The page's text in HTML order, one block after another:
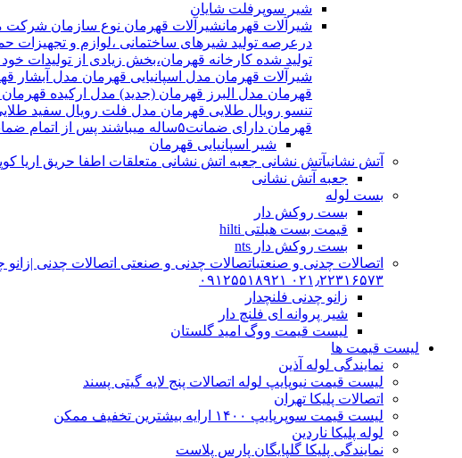
شیر سوپرفلت شایان
شیرآلات قهرمان
درعرصه تولید شیرهای ساختمانی ،لوازم و تجهیزات
شیرآلات قهرمان مدل اسپانیایی قهرمان مدل
قهرمان مدل البرز قهرمان (جدید) مدل ارکیده
تنسو رویال طلایی قهرمان مدل فلت رویال سفید
قهرمان دارای ضمانت۵ساله میباشند پس از اتمام ضمانت نامه شیرالات شامل ۱۵سال خدمات پس از فروش میشوند
شیر اسپانیایی قهرمان
آتش نشانیآتش نشانی جعبه اتش نشانی متعلقات اطفا حریق اریا کوپلینگ | سیم ایتالیا
جعبه آتش نشانی
بست لوله
بست روکش دار
قیمت بست هیلتی hilti
بست روکش دار nts
اتصالات چدنی و صنعتیاتصالات چدنی و صنعتی اتصالات چدنی
۰۲۱٫۲۲۳۱۶۵۷۳ ۰۹۱۲۵۵۱۸۹۲۱
زانو چدنی فلنچدار
شیر پروانه ای فلنچ دار
لیست قیمت ووگ امید گلستان
لیست قیمت ها
نمایندگی لوله آذین
لیست قیمت نیوپایپ لوله اتصالات پنج لایه گیتی پسند
اتصالات پلیکا تهران
لیست قیمت سوپرپایپ ۱۴۰۰ ارایه بیشترین تخفیف ممکن
لوله پلیکا ناردین
نمایندگی پلیکا گلپایگان پارس پلاست